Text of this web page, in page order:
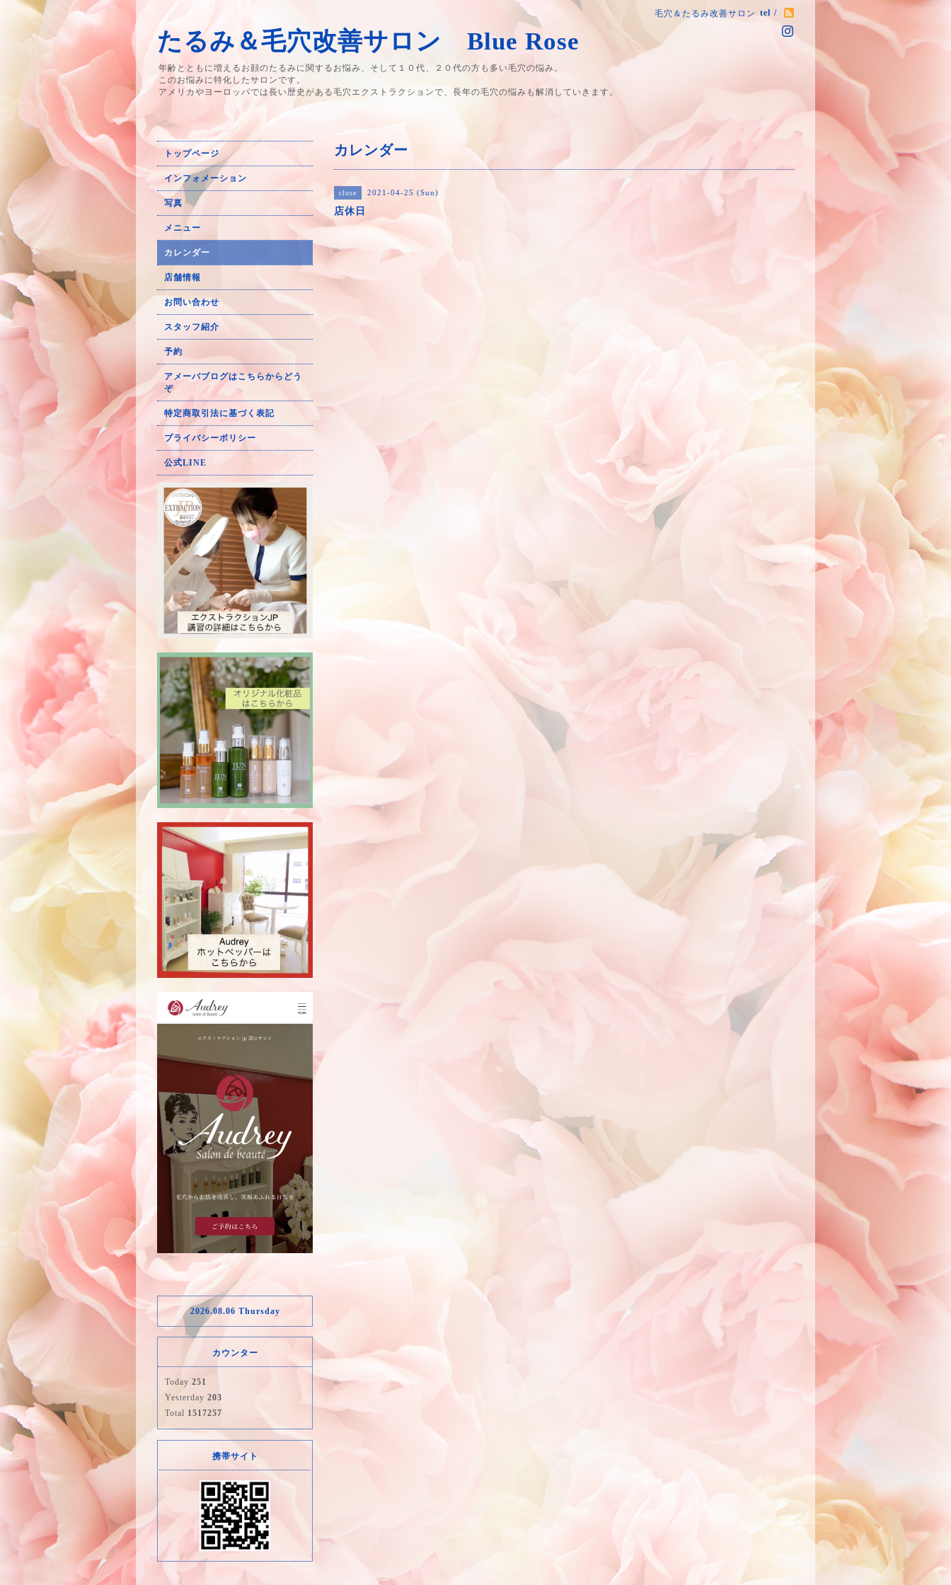
毛穴＆たるみ改善サロン tel /
たるみ＆毛穴改善サロン Blue Rose
年齢とともに増えるお顔のたるみに関するお悩み、そして１０代、２０代の方も多い毛穴の悩み。
このお悩みに特化したサロンです。
アメリカやヨーロッパでは長い歴史がある毛穴エクストラクションで、長年の毛穴の悩みも解消していきます。
カレンダー
close 2021-04-25 (Sun)
店休日
トップページ
インフォメーション
写真
メニュー
カレンダー
店舗情報
お問い合わせ
スタッフ紹介
予約
アメーバブログはこちらからどう
ぞ
特定商取引法に基づく表記
プライバシーポリシー
公式LINE
2026.08.06 Thursday
カウンター
Today 251
Yesterday 203
Total 1517257
携帯サイト